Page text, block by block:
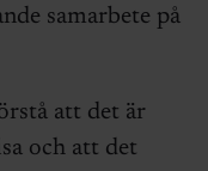
samarbete på
att det är
och att det